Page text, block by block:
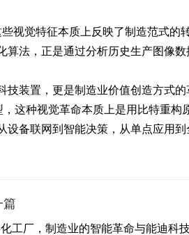
视觉特征本质上反映了制造范式的
算法，正是通过分析历史生产图像
装置，更是制造业价值创造方式
这种视觉革命本质上是用比特重构
备联网到智能决策，从单点应用到
篇
工厂，制造业的智能革命与能迪科